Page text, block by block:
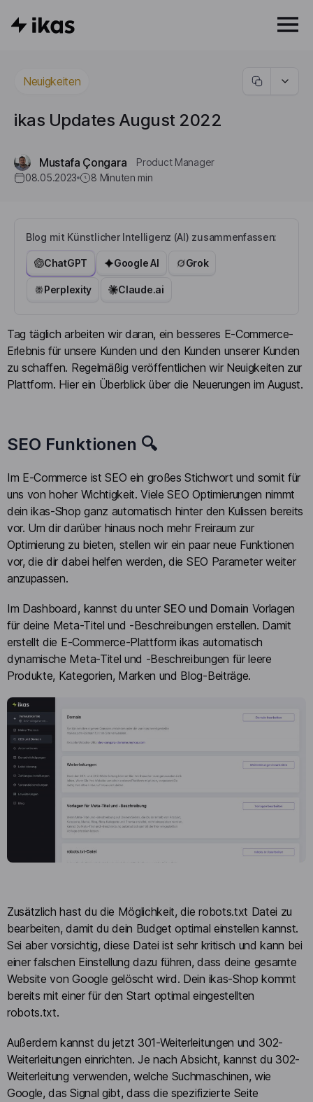
Neuigkeiten
ikas Updates August 2022
Mustafa Çongara
Product Manager
08.05.2023
8 Minuten min
Blog mit Künstlicher Intelligenz (AI) zusammenfassen:
ChatGPT Google AI Grok
Perplexity Claude.ai
Tag täglich arbeiten wir daran, ein besseres E-Commerce-
Erlebnis für unsere Kunden und den Kunden unserer Kunden
zu schaffen. Regelmäßig veröffentlichen wir Neuigkeiten zur
Plattform. Hier ein Überblick über die Neuerungen im August.
SEO Funktionen 🔍
Im E-Commerce ist SEO ein großes Stichwort und somit für
uns von hoher Wichtigkeit. Viele SEO Optimierungen nimmt
dein ikas-Shop ganz automatisch hinter den Kulissen bereits
vor. Um dir darüber hinaus noch mehr Freiraum zur
Optimierung zu bieten, stellen wir ein paar neue Funktionen
vor, die dir dabei helfen werden, die SEO Parameter weiter
anzupassen.
Im Dashboard, kannst du unterSEO und Domain Vorlagen
für deine Meta-Titel und -Beschreibungen erstellen. Damit
erstellt die E-Commerce-Plattform ikas automatisch
dynamische Meta-Titel und -Beschreibungen für leere
Produkte, Kategorien, Marken und Blog-Beiträge.
Zusätzlich hast du die Möglichkeit, die robots.txt Datei zu
bearbeiten, damit du dein Budget optimal einstellen kannst.
Sei aber vorsichtig, diese Datei ist sehr kritisch und kann bei
einer falschen Einstellung dazu führen, dass deine gesamte
Website von Google gelöscht wird. Dein ikas-Shop kommt
bereits mit einer für den Start optimal eingestellten
robots.txt.
Außerdem kannst du jetzt 301-Weiterleitungen und 302-
Weiterleitungen einrichten. Je nach Absicht, kannst du 302-
Weiterleitung verwenden, welche Suchmaschinen, wie
Google, das Signal gibt, dass die spezifizierte Seite